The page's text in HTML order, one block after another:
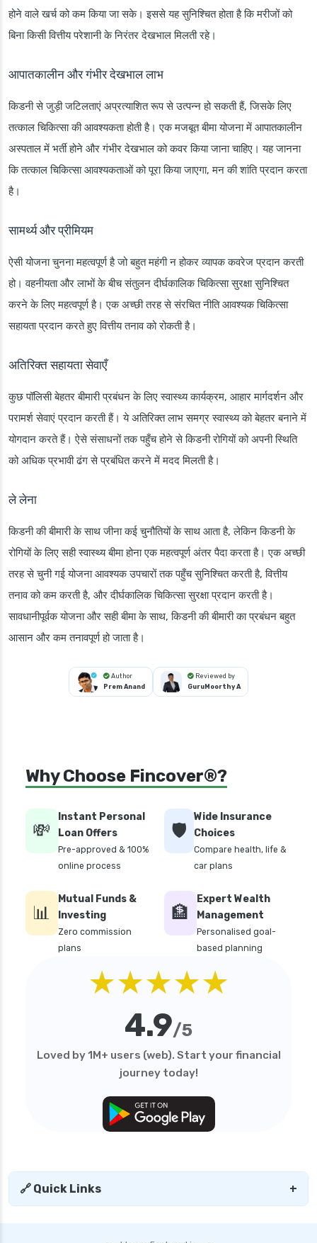
होने वाले खर्च को कम किया जा सके। इससे यह सुनिश्चित होता है कि मरीजों को
बिना किसी वित्तीय परेशानी के निरंतर देखभाल मिलती रहे।
आपातकालीन और गंभीर देखभाल लाभ
किडनी से जुड़ी जटिलताएं अप्रत्याशित रूप से उत्पन्न हो सकती हैं, जिसके लिए
तत्काल चिकित्सा की आवश्यकता होती है। एक मजबूत बीमा योजना में आपातकालीन
अस्पताल में भर्ती होने और गंभीर देखभाल को कवर किया जाना चाहिए। यह जानना
कि तत्काल चिकित्सा आवश्यकताओं को पूरा किया जाएगा, मन की शांति प्रदान करता
है।
सामर्थ्य और प्रीमियम
ऐसी योजना चुनना महत्वपूर्ण है जो बहुत महंगी न होकर व्यापक कवरेज प्रदान करती
हो। वहनीयता और लाभों के बीच संतुलन दीर्घकालिक चिकित्सा सुरक्षा सुनिश्चित
करने के लिए महत्वपूर्ण है। एक अच्छी तरह से संरचित नीति आवश्यक चिकित्सा
सहायता प्रदान करते हुए वित्तीय तनाव को रोकती है।
अतिरिक्त सहायता सेवाएँ
कुछ पॉलिसी बेहतर बीमारी प्रबंधन के लिए स्वास्थ्य कार्यक्रम, आहार मार्गदर्शन और
परामर्श सेवाएं प्रदान करती हैं। ये अतिरिक्त लाभ समग्र स्वास्थ्य को बेहतर बनाने में
योगदान करते हैं। ऐसे संसाधनों तक पहुँच होने से किडनी रोगियों को अपनी स्थिति
को अधिक प्रभावी ढंग से प्रबंधित करने में मदद मिलती है।
ले लेना
किडनी की बीमारी के साथ जीना कई चुनौतियों के साथ आता है, लेकिन किडनी के
रोगियों के लिए सही स्वास्थ्य बीमा होना एक महत्वपूर्ण अंतर पैदा करता है। एक अच्छी
तरह से चुनी गई योजना आवश्यक उपचारों तक पहुँच सुनिश्चित करती है, वित्तीय
तनाव को कम करती है, और दीर्घकालिक चिकित्सा सुरक्षा प्रदान करती है।
सावधानीपूर्वक योजना और सही बीमा के साथ, किडनी की बीमारी का प्रबंधन बहुत
आसान और कम तनावपूर्ण हो जाता है।
Author
Prem Anand
Reviewed by
GuruMoorthy A
Why Choose Fincover®?
💸
Instant Personal
Loan Offers
Pre-approved & 100%
online process
🛡️
Wide Insurance
Choices
Compare health, life &
car plans
📊
Mutual Funds &
Investing
Zero commission
plans
🏦
Expert Wealth
Management
Personalised goal-
based planning
★★★★★
4.9/5
Loved by 1M+ users (web). Start your financial
journey today!
🔗 Quick Links +